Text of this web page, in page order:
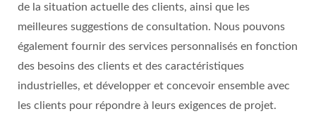
de la situation actuelle des clients, ainsi que les
meilleures suggestions de consultation. Nous pouvons
également fournir des services personnalisés en fonction
des besoins des clients et des caractéristiques
industrielles, et développer et concevoir ensemble avec
les clients pour répondre à leurs exigences de projet.